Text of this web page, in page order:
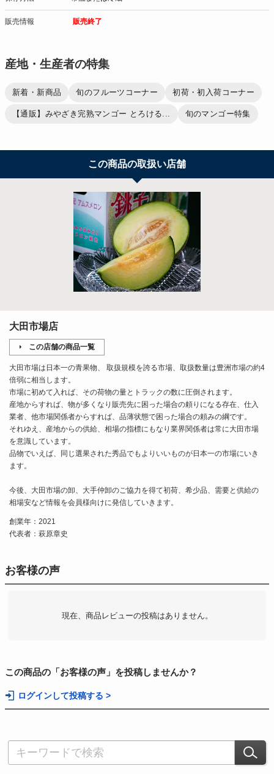
販売情報 販売終了
産地・生産者の特集
新着・新商品 旬のフルーツコーナー 初荷・初入荷コーナー
【通販】みやざき完熟マンゴー とろける... 旬のマンゴー特集
この商品の取扱い店舗
大田市場店
この店舗の商品一覧
大田市場は日本一の青果物、 取扱規模を誇る市場、取扱数量は豊洲市場の約4
倍弱に相当します。
市場に初めて入れば、その荷物の量とトラックの数に圧倒されます。
産地からすれば、物が多くなり販売先に困った場合の頼りになる存在、仕入
業者、他市場関係者からすれば、品薄状態で困った場合の頼みの綱です。
それゆえ、産地からの供給、相場の指標にもなり業界関係者は常に大田市場
を意識しています。
品物でいえば、同じ選果された秀品でもよりいいものが日本一の市場にいき
ます。
今後、大田市場の卸、大手仲卸のご協力を得て初荷、希少品、需要と供給の
相場安など情報を会員様向けに発信していきます。
創業年：2021
代表者：萩原章史
お客様の声
現在、商品レビューの投稿はありません。
この商品の「お客様の声」を投稿しませんか？
ログインして投稿する >